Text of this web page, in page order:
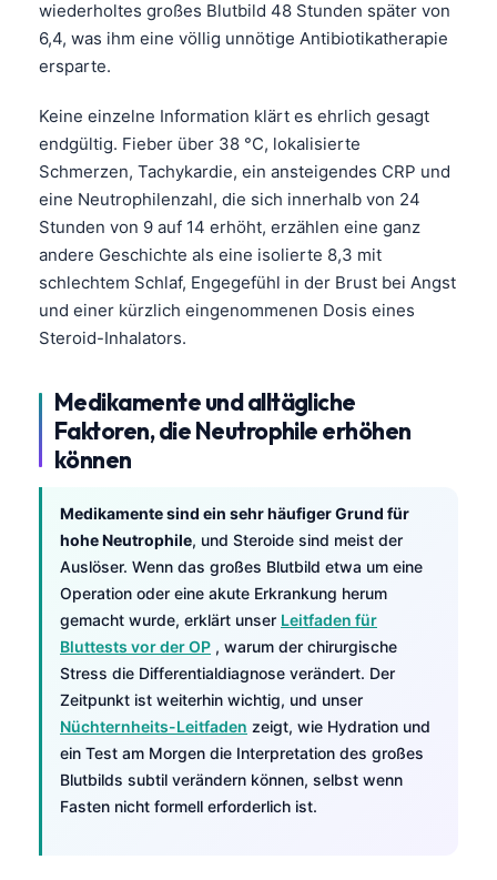
wiederholtes großes Blutbild 48 Stunden später von
6,4, was ihm eine völlig unnötige Antibiotikatherapie
ersparte.
Keine einzelne Information klärt es ehrlich gesagt
endgültig. Fieber über 38 °C, lokalisierte
Schmerzen, Tachykardie, ein ansteigendes CRP und
eine Neutrophilenzahl, die sich innerhalb von 24
Stunden von 9 auf 14 erhöht, erzählen eine ganz
andere Geschichte als eine isolierte 8,3 mit
schlechtem Schlaf, Engegefühl in der Brust bei Angst
und einer kürzlich eingenommenen Dosis eines
Steroid-Inhalators.
Medikamente und alltägliche
Faktoren, die Neutrophile erhöhen
können
Medikamente sind ein sehr häufiger Grund für
hohe Neutrophile, und Steroide sind meist der
Auslöser. Wenn das großes Blutbild etwa um eine
Operation oder eine akute Erkrankung herum
gemacht wurde, erklärt unser Leitfaden für
Bluttests vor der OP , warum der chirurgische
Stress die Differentialdiagnose verändert. Der
Zeitpunkt ist weiterhin wichtig, und unser
Nüchternheits-Leitfaden zeigt, wie Hydration und
ein Test am Morgen die Interpretation des großes
Blutbilds subtil verändern können, selbst wenn
Fasten nicht formell erforderlich ist.